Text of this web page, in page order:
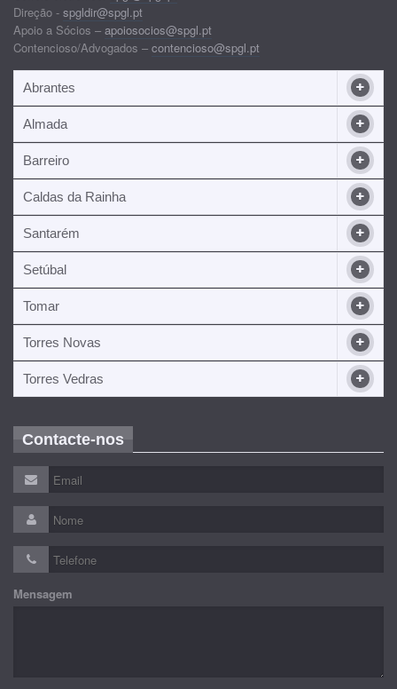
Direção - spgldir@spgl.pt
Apoio a Sócios – apoiosocios@spgl.pt
Contencioso/Advogados – contencioso@spgl.pt
Abrantes
Almada
Barreiro
Caldas da Rainha
Santarém
Setúbal
Tomar
Torres Novas
Torres Vedras
Contacte-nos
Mensagem